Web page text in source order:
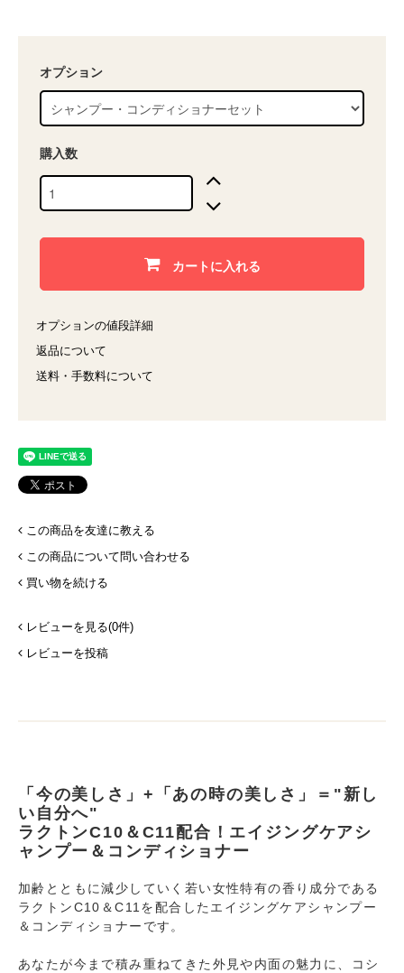
オプション
購入数
カートに入れる
オプションの値段詳細
返品について
送料・手数料について
この商品を友達に教える
この商品について問い合わせる
買い物を続ける
レビューを見る(0件)
レビューを投稿
「今の美しさ」+「あの時の美しさ」＝"新し
い自分へ"
ラクトンC10＆C11配合！エイジングケアシ
ャンプー＆コンディショナー
加齢とともに減少していく若い女性特有の香り成分である
ラクトンC10＆C11を配合したエイジングケアシャンプー
＆コンディショナーです。
あなたが今まで積み重ねてきた外見や内面の魅力に、コシ